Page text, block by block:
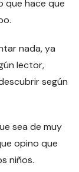
que hace que
nada, ya
lector,
según
sea de muy
opino que
niños.